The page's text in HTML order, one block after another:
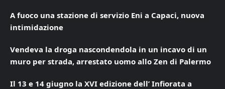
A fuoco una stazione di servizio Eni a Capaci, nuova
intimidazione
Vendeva la droga nascondendola in un incavo di un
muro per strada, arrestato uomo allo Zen di Palermo
Il 13 e 14 giugno la XVI edizione dell’ Infiorata a